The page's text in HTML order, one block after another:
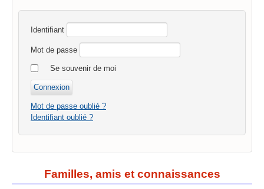
Identifiant
Mot de passe
Se souvenir de moi
Mot de passe oublié ?
Identifiant oublié ?
Familles, amis et connaissances